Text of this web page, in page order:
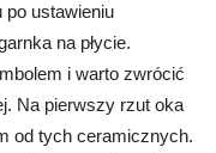
po ustawieniu
na płycie.
i warto zwrócić
Na pierwszy rzut oka
od tych ceramicznych.